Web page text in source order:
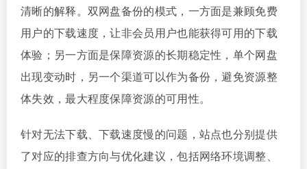
清晰的解释。双网盘备份的模式，一方面是兼顾免费
用户的下载速度，让非会员用户也能获得可用的下载
体验；另一方面是保障资源的长期稳定性，单个网盘
出现变动时，另一个渠道可以作为备份，避免资源整
体失效，最大程度保障资源的可用性。
针对无法下载、下载速度慢的问题，站点也分别提供
了对应的排查方向与优化建议，包括网络环境调整、